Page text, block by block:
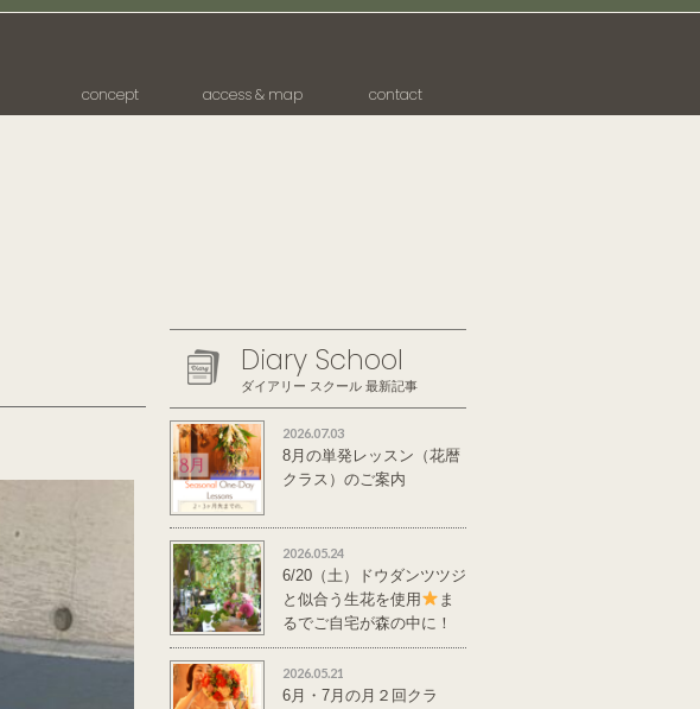
concept access & map contact
Diary School
ダイアリー スクール 最新記事
2026.07.03
8月の単発レッスン（花暦
クラス）のご案内
2026.05.24
6/20（土）ドウダンツツジ
と似合う生花を使用
ま
るでご自宅が森の中に！
単発レッスンのご案
内
2026.05.21
6月・7月の月２回クラ